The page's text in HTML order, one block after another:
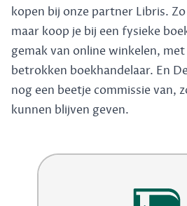
kopen bij onze partner Libris.
maar koop je bij een fysieke
gemak van online winkelen,
betrokken boekhandelaar. En
nog een beetje commissie van,
kunnen blijven geven.